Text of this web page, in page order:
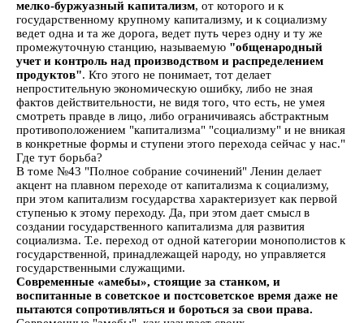
мелко-буржуазный капитализм, от которого и к
государственному крупному капитализму, и к социализму
ведет одна и та же дорога, ведет путь через одну и ту же
промежуточную станцию, называемую "общенародный
учет и контроль над производством и распределением
продуктов". Кто этого не понимает, тот делает
непростительную экономическую ошибку, либо не зная
фактов действительности, не видя того, что есть, не умея
смотреть правде в лицо, либо ограничиваясь абстрактным
противоположением "капитализма" "социализму" и не вникая
в конкретные формы и ступени этого перехода сейчас у нас."
Где тут борьба?
В томе №43 "Полное собрание сочинений" Ленин делает
акцент на плавном переходе от капитализма к социализму,
при этом капитализм государства характеризует как первой
ступенью к этому переходу. Да, при этом дает смысл в
создании государственного капитализма для развития
социализма. Т.е. переход от одной категории монополистов к
государственной, принадлежащей народу, но управляется
государственными служащими.
Современные «амебы», стоящие за станком, и
воспитанные в советское и постсоветское время даже не
пытаются сопротивляться и бороться за свои права.